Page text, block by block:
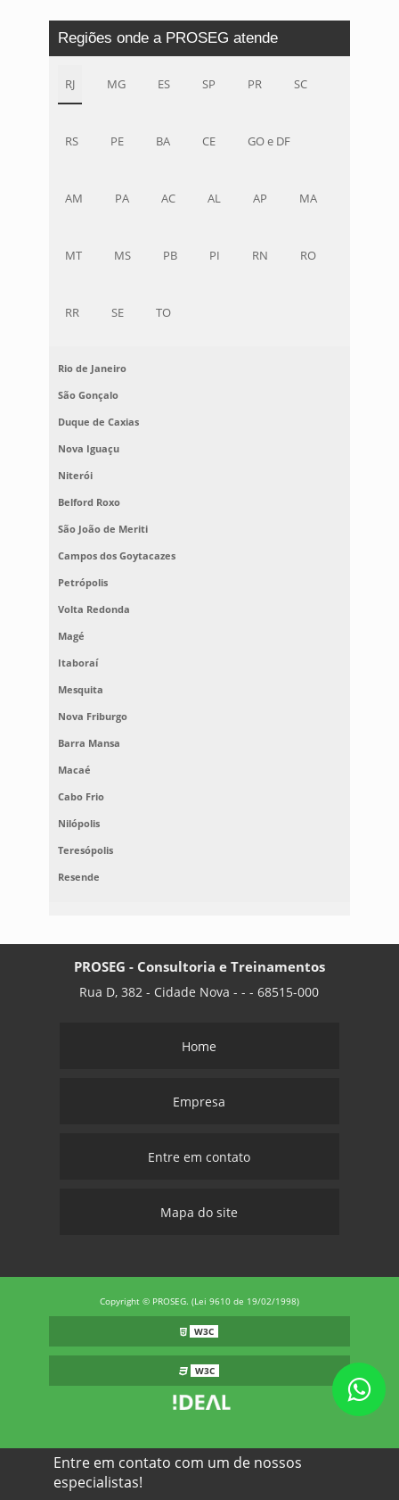
Entre em contato com um de nossos
especialistas!
Regiões onde a PROSEG atende
RJ MG ES SP PR SC
RS PE BA CE GO e DF
AM PA AC AL AP MA
MT MS PB PI RN RO
RR SE TO
Rio de Janeiro
São Gonçalo
Duque de Caxias
Nova Iguaçu
Niterói
Belford Roxo
São João de Meriti
Campos dos Goytacazes
Petrópolis
Volta Redonda
Magé
Itaboraí
Mesquita
Nova Friburgo
Barra Mansa
Macaé
Cabo Frio
Nilópolis
Teresópolis
Resende
PROSEG - Consultoria e Treinamentos
Rua D, 382 - Cidade Nova - - - 68515-000
Home
Empresa
Entre em contato
Mapa do site
Copyright © PROSEG. (Lei 9610 de 19/02/1998)
W3C
W3C